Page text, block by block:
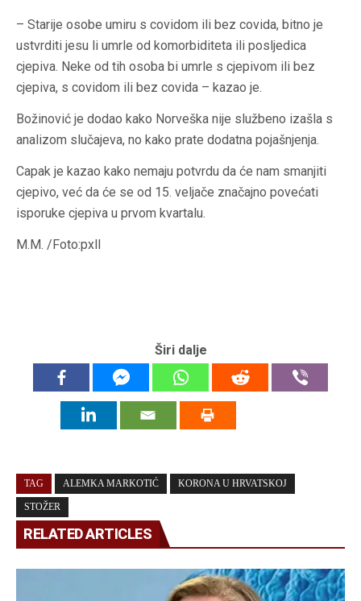
– Starije osobe umiru s covidom ili bez covida, bitno je
ustvrditi jesu li umrle od komorbiditeta ili posljedica
cjepiva. Neke od tih osoba bi umrle s cjepivom ili bez
cjepiva, s covidom ili bez covida – kazao je.
Božinović je dodao kako Norveška nije službeno izašla s
analizom slučajeva, no kako prate dodatna pojašnjenja.
Capak je kazao kako nemaju potvrdu da će nam smanjiti
cjepivo, već da će se od 15. veljače značajno povećati
isporuke cjepiva u prvom kvartalu.
M.M. /Foto:pxll
Širi dalje
TAG ALEMKA MARKOTIĆ KORONA U HRVATSKOJ
STOŽER
RELATED ARTICLES